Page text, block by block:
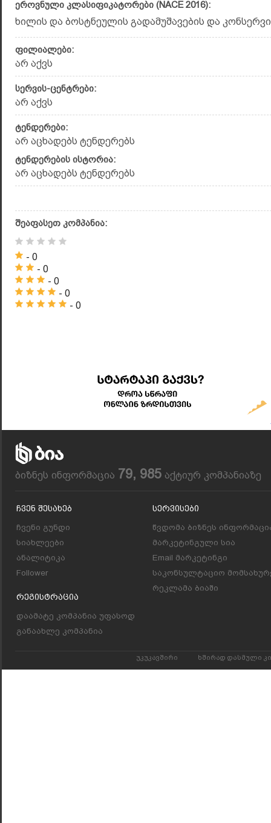
ეროვნული კლასიფიკატორები (NACE 2016):
ხილის და ბოსტნეულის გადამუშავების და
ფილიალები:
არ აქვს
სერვის-ცენტრები:
არ აქვს
ტენდერები:
არ აცხადებს ტენდერებს
ტენდერების ისტორია:
არ აცხადებს ტენდერებს
შეაფასეთ კომპანია:
- 0
- 0
- 0
- 0
- 0
ბიზნეს ინფორმაცია 79, 985 აქტიურ კომპანიაზე
Ჩვენ Შესახებ
ჩვენი გუნდი
სიახლეები
ანალიტიკა
Follower
Რეგისტრაცია
დაამატე კომპანია უფასოდ
განაახლე კომპანია
Სერვისები
წვდომა ბიზნეს
მარკეტინგული სია
Email მარკეტინგი
საკონსულტაციო
რეკლამა ბიაში
უკუკავშირი ხშირად დასმული